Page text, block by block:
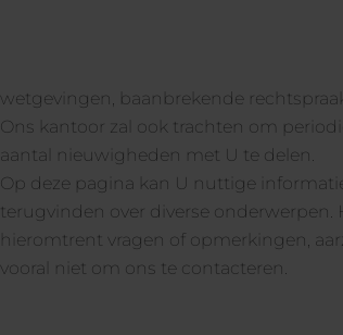
aantal nieuwigheden met U te delen.
Op deze pagina kan U nuttige
terugvinden over diverse onderwerpen.
hieromtrent vragen of opmerkingen,
vooral niet om ons te contacteren.